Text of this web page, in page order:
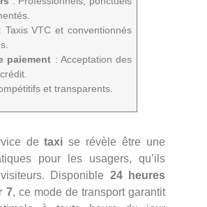
: Taxis VTC et conventionnés
paiement : Acceptation des
et transparents.
detaxi se révèle être une
pour les usagers, qu’ils
Disponible 24 heures
7, ce mode de transport garantit